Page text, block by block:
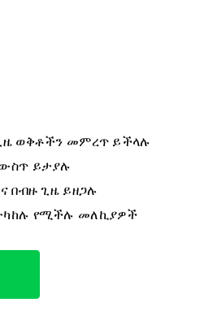
ወቅቶችን መምረጥ ይችላሉ
ውስጥ ይታያሉ
በብዙ ጊዜ ይዘጋሉ
የሚችሉ መለኪያዎች